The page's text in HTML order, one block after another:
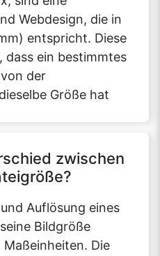
Webdesign, die in
entspricht. Diese
dass ein bestimmtes
der
Größe hat
zwischen
Auflösung eines
Bildgröße
Die